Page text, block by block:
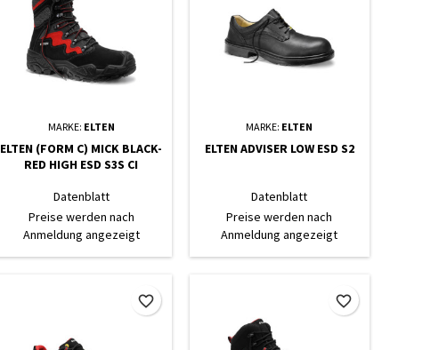
MARKE: ELTEN
ELTEN (FORM C) MICK BLACK-
RED HIGH ESD S3S CI
Datenblatt
Preise werden nach
Anmeldung angezeigt
MARKE: ELTEN
ELTEN ADVISER LOW ESD S2
Datenblatt
Preise werden nach
Anmeldung angezeigt
favorite_border favorite_border